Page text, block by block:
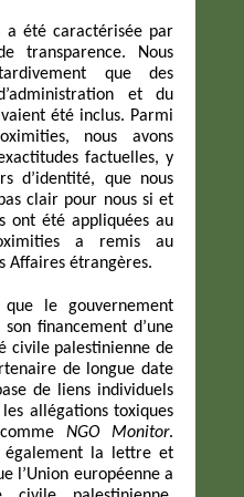
a été caractérisée par
transparence. Nous
que des
et du
été inclus. Parmi
nous avons
factuelles, y
d’identité, que nous
clair pour nous si et
ont été appliquées au
a remis au
Affaires étrangères.
que le gouvernement
financement d’une
civile palestinienne de
de longue date
de liens individuels
allégations toxiques
NGO Monitor.
également la lettre et
l’Union européenne a